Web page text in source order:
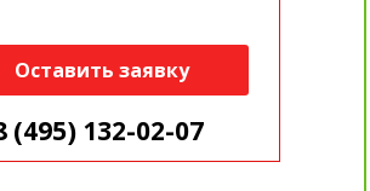
Оставить заявку
(495) 132-02-07